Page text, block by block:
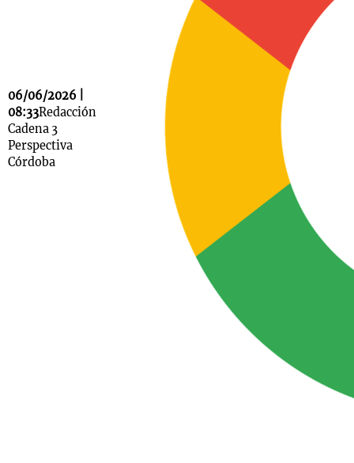
06/06/2026 |
08:33Redacción
Cadena 3
Perspectiva
Córdoba
La Sole en
Cadena 3